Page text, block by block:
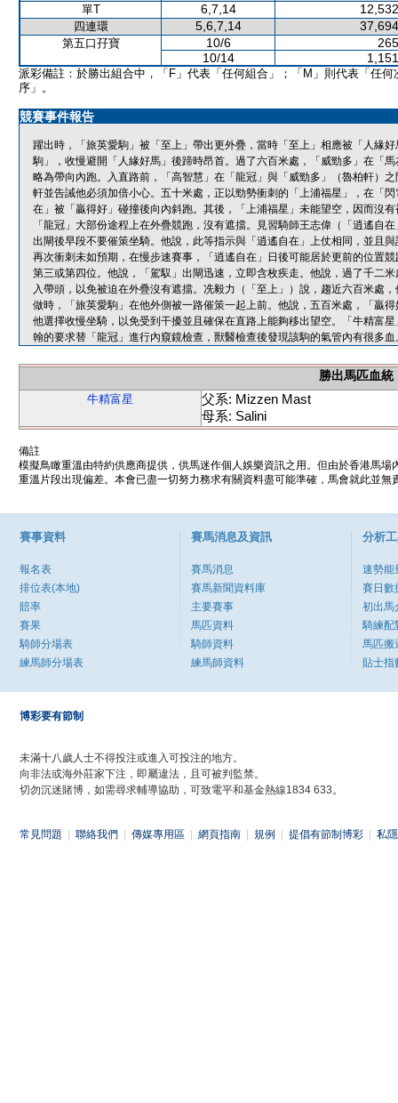
單T 6,7,14
四連環 5,6,7,14
第五口孖寶 10/6
10/14
派彩備註：於勝出組合中，「F」代表「任何組合」；「M」則代表「任何
序」。
競賽事件報告
躍出時，「旅英愛駒」被「至上」帶出更外疊，當時「至上」相應被「人緣
駒」，收慢避開「人緣好馬」後蹄時昂首。過了六百米處，「威勁多」在「
略為帶向內跑。入直路前，「高智慧」在「龍冠」與「威勁多」（魯柏軒）
軒並告誡他必須加倍小心。五十米處，正以勁勢衝刺的「上浦福星」，在「
在」被「贏得好」碰撞後向內斜跑。其後，「上浦福星」未能望空，因而沒
「龍冠」大部份途程上在外疊競跑，沒有遮擋。見習騎師王志偉（「逍遙自
出閘後早段不要催策坐騎。他說，此等指示與「逍遙自在」上仗相同，並且
再次衝刺未如預期，在慢步速賽事，「逍遙自在」日後可能居於更前的位置
第三或第四位。他說，「駕馭」出閘迅速，立即含枚疾走。他說，過了千二
入帶頭，以免被迫在外疊沒有遮擋。冼毅力（「至上」）說，趨近六百米處
做時，「旅英愛駒」在他外側被一路催策一起上前。他說，五百米處，「贏
他選擇收慢坐騎，以免受到干擾並且確保在直路上能夠移出望空。「牛精富
翰的要求替「龍冠」進行內窺鏡檢查，獸醫檢查後發現該駒的氣管內有很多
勝出馬匹血統
牛精富星
父系: Mizzen Mast
母系: Salini
備註
模擬鳥瞰重溫由特約供應商提供，供馬迷作個人娛樂資訊之用。但由於香港馬
重溫片段出現偏差。本會已盡一切努力務求有關資料盡可能準確，馬會就此並
賽事資料
報名表
排位表(本地)
賠率
賽果
騎師分場表
練馬師分場表
賽馬消息及資訊
賽馬消息
賽馬新聞資料庫
主要賽事
馬匹資料
騎師資料
練馬師資料
分析
速勢能
賽日數
初出馬
騎練配
馬匹搬
貼士指
博彩要有節制
未滿十八歲人士不得投注或進入可投注的地方。
向非法或海外莊家下注，即屬違法，且可被判監禁。
切勿沉迷賭博，如需尋求輔導協助，可致電平和基金熱線1834 633。
常見問題 聯絡我們 傳媒專用區 網頁指南 規例 提倡有節制博彩 私